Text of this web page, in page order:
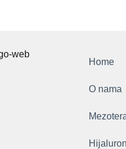
Home
O nama